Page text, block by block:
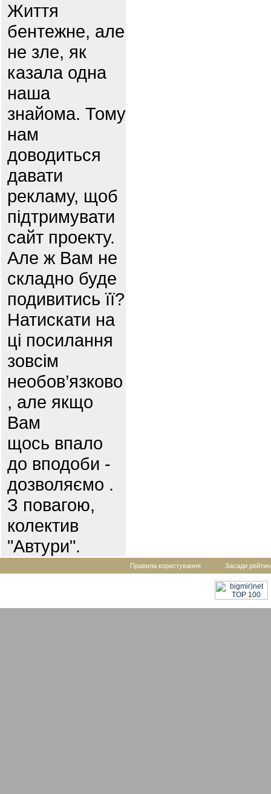
Життя
бентежне, але
не зле, як
казала одна
наша
знайома. Тому
нам
доводиться
давати
рекламу, щоб
підтримувати
сайт проекту.
Але ж Вам не
складно буде
подивитись її?
Натискати на
ці посилання
зовсім
необов’язково
, але якщо
Вам
щось впало
до вподоби -
дозволяємо .
З повагою,
колектив
"Автури".
Правила користування Засади